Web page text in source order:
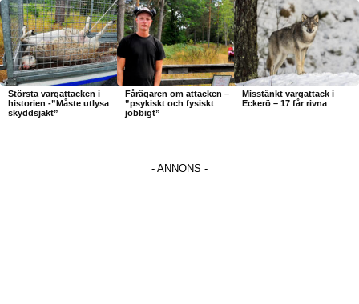
Största vargattacken i
historien -”Måste utlysa
skyddsjakt”
Fårägaren om attacken –
”psykiskt och fysiskt
jobbigt”
Misstänkt vargattack i
Eckerö – 17 får rivna